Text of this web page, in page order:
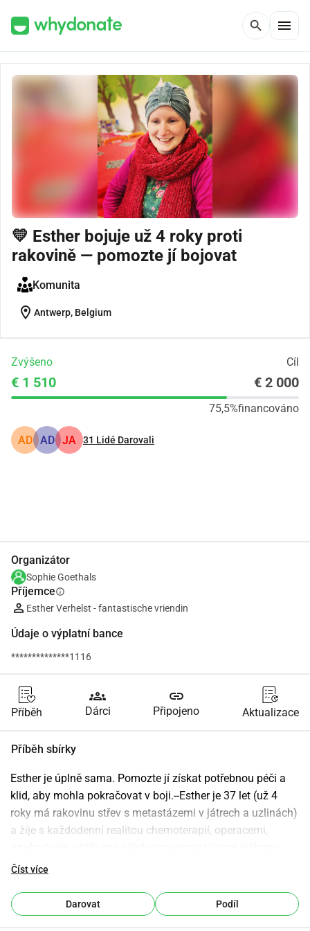
search menu
💛 Esther bojuje už 4 roky proti
rakovině — pomozte jí bojovat
Komunita
location_on Antwerp, Belgium
Zvýšeno Cíl
€ 1 510 € 2 000
75,5%financováno
AD AD JA 31 Lidé Darovali
Organizátor
Sophie Goethals
Příjemceinfo
Esther Verhelst - fantastische vriendin
Údaje o výplatní bance
**************1116
Příběh
groups
Dárci
link
Připojeno Aktualizace
Příběh sbírky
Esther je úplně sama. Pomozte jí získat potřebnou péči a
klid, aby mohla pokračovat v boji.--Esther je 37 let (už 4
roky má rakovinu střev s metastázemi v játrech a uzlinách)
a žije s každodenní realitou chemoterapií, operacemi,
Bolest, únava a nejistota jsou neustále přítomny. A přesto
Lékařské náklady se hromadí a dnes si Esther sotva může
dovolit i nezbytnou fyzioterapii a léky péči, která je zásadní
Číst více
Darovat Podíl